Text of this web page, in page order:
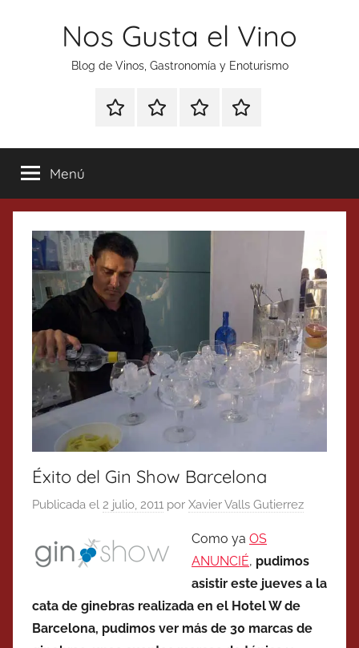
Nos Gusta el Vino
Blog de Vinos, Gastronomía y Enoturismo
Especial
Tonics
Enoturismo
Gastronomía
RankingContacto
Menú
Éxito del Gin Show Barcelona
Publicada el 2 julio, 2011 por Xavier Valls Gutierrez
Como ya OS
ANUNCIÉ, pudimos
asistir este jueves a la
cata de ginebras realizada en el Hotel W de
Barcelona, pudimos ver más de 30 marcas de